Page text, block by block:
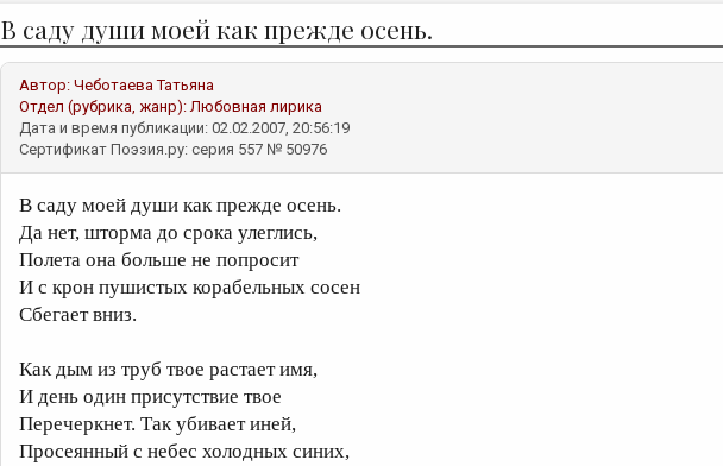
В саду души моей как прежде осень.
Автор: Чеботаева Татьяна
Отдел (рубрика, жанр):Любовная лирика
Дата и время публикации: 02.02.2007, 20:56:19
Сертификат Поэзия.ру: серия 557 № 50976
В саду моей души как прежде осень.
Да нет, шторма до срока улеглись,
Полета она больше не попросит
И с крон пушистых корабельных сосен
Сбегает вниз.
Как дым из труб твое растает имя,
И день один присутствие твое
Перечеркнет. Так убивает иней,
Просеянный с небес холодных синих,